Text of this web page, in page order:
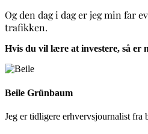
Og den dag i dag er jeg min far
trafikken.
Hvis du vil lære at investere, så er
Beile Grünbaum
Jeg er tidligere erhvervsjournalist